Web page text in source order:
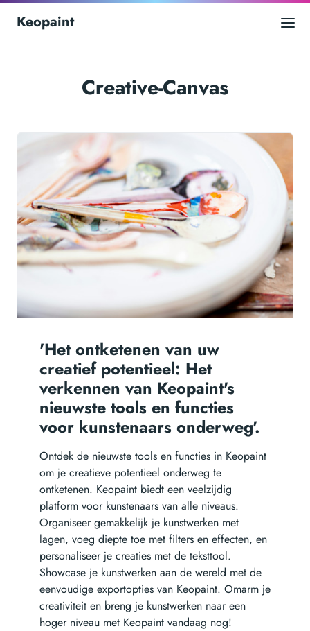
Keopaint
Creative-Canvas
'Het ontketenen van uw
creatief potentieel: Het
verkennen van Keopaint's
nieuwste tools en functies
voor kunstenaars onderweg'.
Ontdek de nieuwste tools en functies in Keopaint
om je creatieve potentieel onderweg te
ontketenen. Keopaint biedt een veelzijdig
platform voor kunstenaars van alle niveaus.
Organiseer gemakkelijk je kunstwerken met
lagen, voeg diepte toe met filters en effecten, en
personaliseer je creaties met de teksttool.
Showcase je kunstwerken aan de wereld met de
eenvoudige exportopties van Keopaint. Omarm je
creativiteit en breng je kunstwerken naar een
hoger niveau met Keopaint vandaag nog!